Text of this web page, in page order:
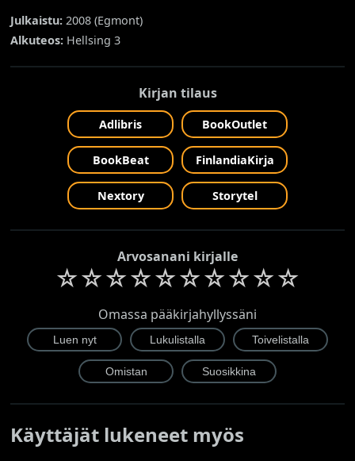
Julkaistu: 2008 (Egmont)
Alkuteos: Hellsing 3
Kirjan tilaus
Adlibris BookOutlet
BookBeat FinlandiaKirja
Nextory Storytel
Arvosanani kirjalle
☆☆☆☆☆☆☆☆☆☆
Omassa pääkirjahyllyssäni
Käyttäjät lukeneet myös